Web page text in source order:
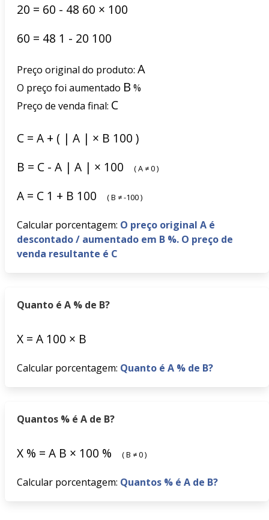
20 = 60 - 48 60 × 100
60 = 48 1 - 20 100
Preço original do produto: A
O preço foi aumentado B %
Preço de venda final: C
C = A + ( | A | × B 100 )
B = C - A | A | × 100 (A ≠0)
A = C 1 + B 100 (B ≠-100)
Calcular porcentagem: O preço original A é
descontado / aumentado em B %. O preço de
venda resultante é C
Quanto é A % de B?
X = A 100 × B
Calcular porcentagem: Quanto é A % de B?
Quantos % é A de B?
X % = A B × 100 % (B ≠0)
Calcular porcentagem: Quantos % é A de B?